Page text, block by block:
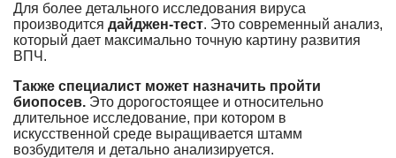
Для более детального исследования вируса
производится дайджен-тест. Это современный анализ,
который дает максимально точную картину развития
ВПЧ.
Также специалист может назначить пройти
биопосев. Это дорогостоящее и относительно
длительное исследование, при котором в
искусственной среде выращивается штамм
возбудителя и детально анализируется.